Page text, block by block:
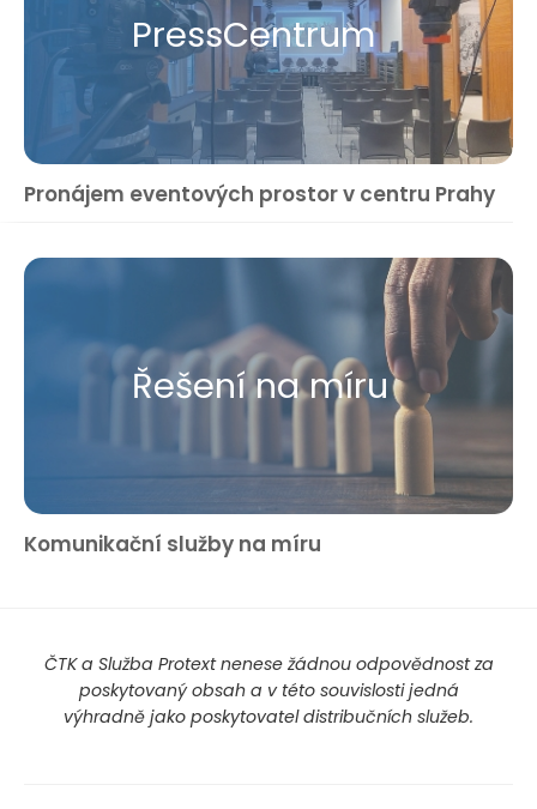
Press​Centrum
Pronájem eventových prostor v centru Prahy
Řešení na míru
Komunikační služby na míru
ČTK a Služba Protext nenese žádnou odpovědnost za
poskytovaný obsah a v této souvislosti jedná
výhradně jako poskytovatel distribučních služeb.